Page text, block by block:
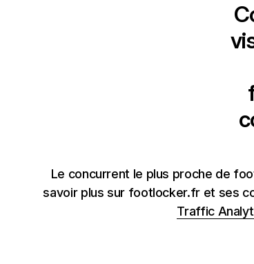
Le concurrent le plus proche de
savoir plus sur footlocker.fr et ses
Traffic